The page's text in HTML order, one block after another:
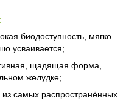
биодоступность, мягко
усваивается;
щадящая форма,
желудке;
самых распространённых